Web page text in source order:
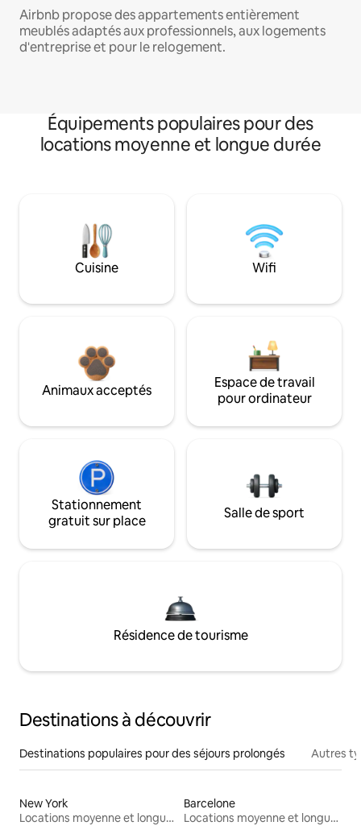
Airbnb propose des appartements entièrement
meublés adaptés aux professionnels, aux logements
d'entreprise et pour le relogement.
Équipements populaires pour des
locations moyenne et longue durée
Cuisine Wifi
Animaux acceptés
Espace de travail
pour ordinateur
Stationnement
gratuit sur place
Salle de sport
Résidence de tourisme
Destinations à découvrir
Destinations populaires pour des séjours prolongés Autres
New York
Locations moyenne et longue durée
Barcelone
Locations moyenne et longue durée